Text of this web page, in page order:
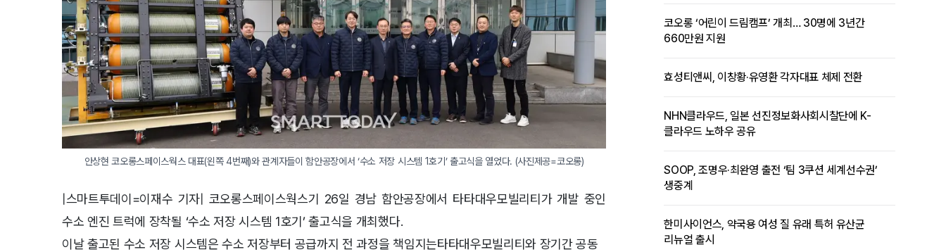
안상현 코오롱스페이스웍스 대표(왼쪽 4번째)와 관계자들이 함안공장에서 ‘수소 저장 시스템 1호기’ 출고식을 열었다. (사진제공=코오롱)
|스마트투데이=이재수 기자| 코오롱스페이스웍스기 26일 경남 함안공장에서 타타대우모빌리티가 개발 중인
수소 엔진 트럭에 장착될 ‘수소 저장 시스템 1호기’ 출고식을 개최했다.
이날 출고된 수소 저장 시스템은 수소 저장부터 공급까지 전 과정을 책임지는타타대우모빌리티와 장기간 공동
코오롱 ‘어린이 드림캠프’ 개최… 30명에 3년간
660만원 지원
효성티앤씨, 이창황·유영환 각자대표 체제 전환
NHN클라우드, 일본 선진정보화사회시찰단에 K-
클라우드 노하우 공유
SOOP, 조명우·최완영 출전 ‘팀 3쿠션 세계선수권’
생중계
한미사이언스, 약국용 여성 질 유래 특허 유산균
리뉴얼 출시